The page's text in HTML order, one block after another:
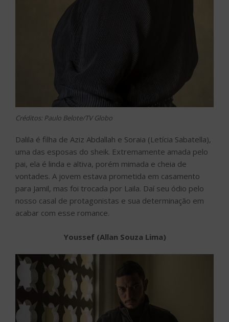
Créditos: Paulo Belote/TV Globo
Dalila é filha de Aziz Abdallah e Soraia (Letícia Sabatella),
uma das esposas do sheik. Extremamente amada pelo
pai, ela é linda e altiva, porém mimada e cheia de
vontades. A jovem estava prometida em casamento
para Jamil, mas foi trocada por Laila. Daí seu ódio pelo
nosso casal de protagonistas e sua determinação em
acabar com esse romance.
Youssef (Allan Souza Lima)